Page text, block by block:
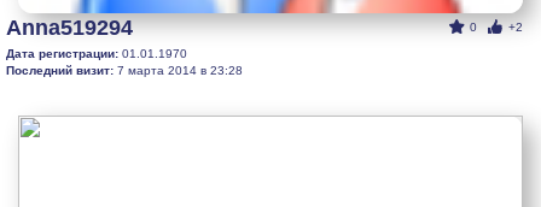
0 +2
Anna519294
Дата регистрации: 01.01.1970
Последний визит: 7 марта 2014 в 23:28